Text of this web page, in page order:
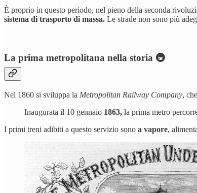
È proprio in questo periodo, nel pieno della seconda
sistema di trasporto di massa. Le strade non sono più
La prima metropolitana nella storia 🚇
Nel 1860 si sviluppa la Metropolitan Railway Company,
Inaugurata il 10 gennaio 1863, la prima metro
I primi treni adibiti a questo servizio sono a vapore,